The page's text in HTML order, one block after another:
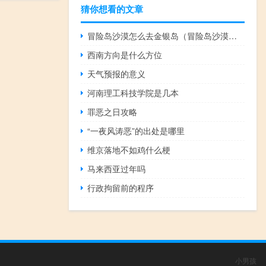
猜你想看的文章
冒险岛沙漠怎么去金银岛（冒险岛沙漠怎么去）
西南方向是什么方位
天气预报的意义
河南理工科技学院是几本
罪恶之日攻略
“一夜风涛恶”的出处是哪里
维京落地不如鸡什么梗
马来西亚过年吗
行政拘留前的程序
小男孩